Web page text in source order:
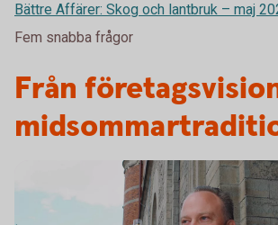
Bättre Affärer: Skog och lantbruk – maj
Fem snabba frågor
Från